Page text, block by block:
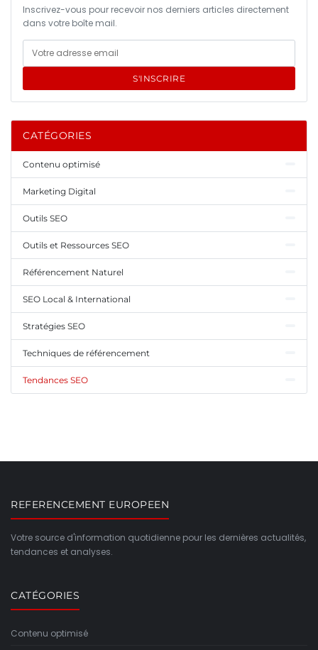
Inscrivez-vous pour recevoir nos derniers articles directement
dans votre boîte mail.
S'INSCRIRE
CATÉGORIES
Contenu optimisé
Marketing Digital
Outils SEO
Outils et Ressources SEO
Référencement Naturel
SEO Local & International
Stratégies SEO
Techniques de référencement
Tendances SEO
REFERENCEMENT EUROPEEN
Votre source d'information quotidienne pour les dernières actualités,
tendances et analyses.
CATÉGORIES
Contenu optimisé